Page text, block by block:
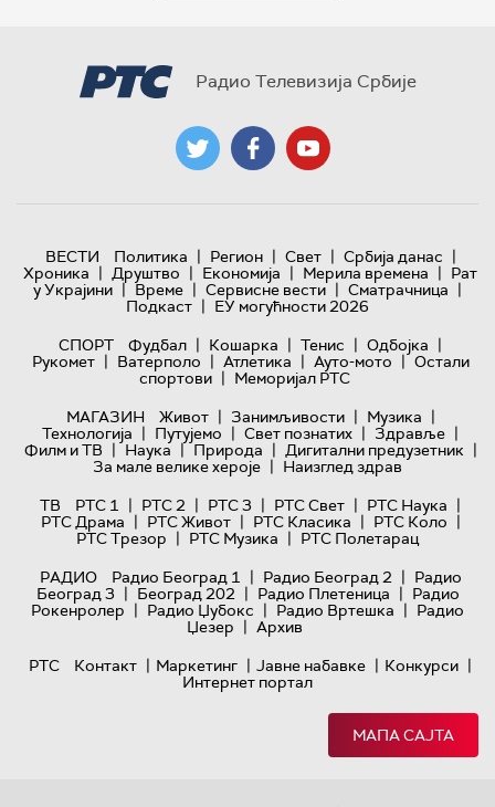
Радио Телевизија Србије
ВЕСТИ Политика | Регион | Свет | Србија данас |
Хроника | Друштво | Економија | Мерила времена | Рат
у Украјини | Време | Сервисне вести | Сматрачница |
Подкаст | ЕУ могућности 2026
СПОРТ
Фудбал | Кошарка | Тенис | Одбојка |
Рукомет | Ватерполо | Атлетика | Ауто-мото | Остали
спортови | Меморијал РТС
МАГАЗИН
Живот | Занимљивости | Музика |
Технологијa | Путујемо | Свет познатих | Здравље |
Филм и ТВ | Наука | Природа | Дигитални предузетник |
За мале велике хероје | Наизглед здрав
ТВ
РТС 1 | РТС 2 | РТС 3 | РТС Свет | РТС Наука |
РТС Драма | РТС Живот | РТС Класика | РТС Коло |
РТС Трезор | РТС Музика | РТС Полетарац
РАДИО
Радио Београд 1 | Радио Београд 2 | Радио
Београд 3 | Београд 202 | Радио Плетеница | Радио
Рокенролер | Радио Џубокс | Радио Вртешка | Радио
Џезер | Архив
РТС
Контакт | Маркетинг | Јавне набавке | Конкурси |
Интернет портал
МАПА САЈТА